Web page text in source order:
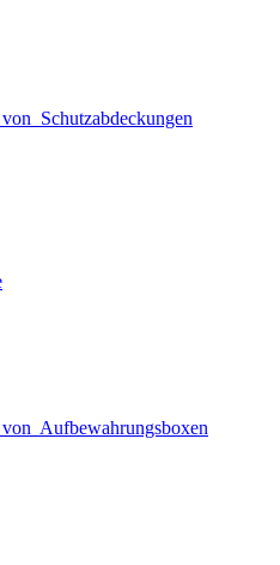
Schutzabdeckungen
Aufbewahrungsboxen